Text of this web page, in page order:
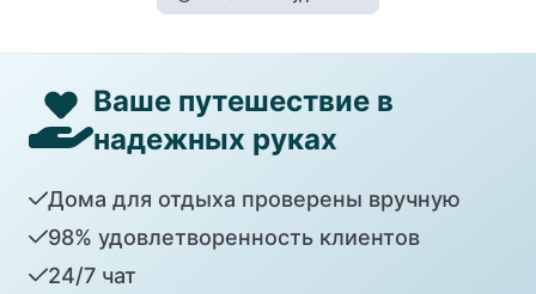
Ваше путешествие в
надежных руках
Дома для отдыха проверены вручную
98% удовлетворенность клиентов
24/7 чат